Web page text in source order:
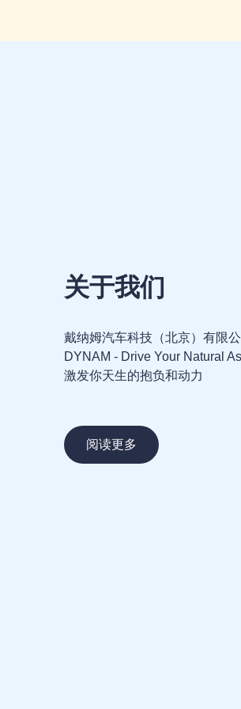
关于我们
阅读更多
戴纳姆汽车科技（北京）有限
DYNAM - Drive Your Natural
激发你天生的抱负和动力